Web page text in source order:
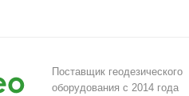
Поставщик геодезического
оборудования с 2014 года